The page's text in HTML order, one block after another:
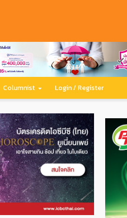
Columnist Login / Register